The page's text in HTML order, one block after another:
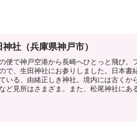
神社（兵庫県神戸市）
便で神戸空港から長崎へひとっと飛び。
で、生田神社にお参りしました。日本書
いる、由緒正しき神社。境内には古くか
ど見所はさまざま。また、松尾神社にあ